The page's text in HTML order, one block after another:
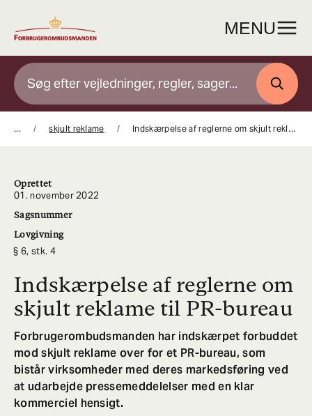
indhold
MENU
SØG
... skjult reklame Indskærpelse af reglerne om skjult reklame til PR-bureau
Oprettet
01. november 2022
Sagsnummer
Lovgivning
6, stk. 4
Indskærpelse af reglerne om
skjult reklame til PR-bureau
Forbrugerombudsmanden har indskærpet forbuddet
mod skjult reklame over for et PR-bureau, som
bistår virksomheder med deres markedsføring ved
at udarbejde pressemeddelelser med en klar
kommerciel hensigt.